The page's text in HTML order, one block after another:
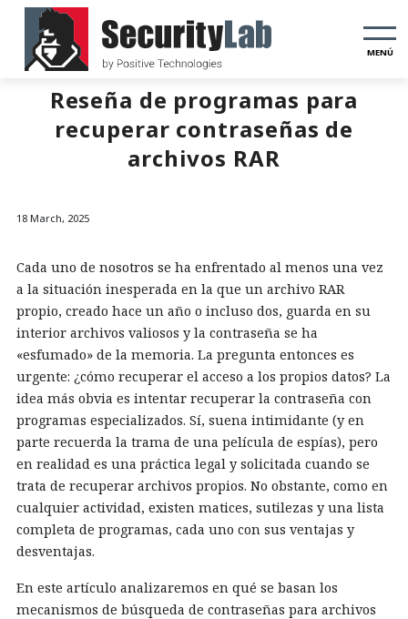
MENÚ
Reseña de programas para
recuperar contraseñas de
archivos RAR
18 March, 2025
Cada uno de nosotros se ha enfrentado al menos una vez
a la situación inesperada en la que un archivo RAR
propio, creado hace un año o incluso dos, guarda en su
interior archivos valiosos y la contraseña se ha
«esfumado» de la memoria. La pregunta entonces es
urgente: ¿cómo recuperar el acceso a los propios datos? La
idea más obvia es intentar recuperar la contraseña con
programas especializados. Sí, suena intimidante (y en
parte recuerda la trama de una película de espías), pero
en realidad es una práctica legal y solicitada cuando se
trata de recuperar archivos propios. No obstante, como en
cualquier actividad, existen matices, sutilezas y una lista
completa de programas, cada uno con sus ventajas y
desventajas.
En este artículo analizaremos en qué se basan los
mecanismos de búsqueda de contraseñas para archivos